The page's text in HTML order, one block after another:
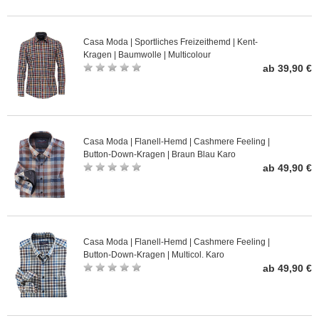
Casa Moda | Sportliches Freizeithemd | Kent-
Kragen | Baumwolle | Multicolour
ab 39,90 €
Casa Moda | Flanell-Hemd | Cashmere Feeling |
Button-Down-Kragen | Braun Blau Karo
ab 49,90 €
Casa Moda | Flanell-Hemd | Cashmere Feeling |
Button-Down-Kragen | Multicol. Karo
ab 49,90 €